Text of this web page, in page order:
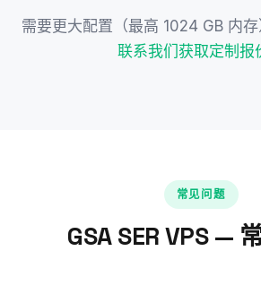
需要更大配置（最高 1024 GB 内存
联系我们获取定制报
常见问题
GSA SER VPS —